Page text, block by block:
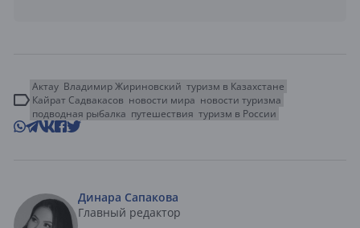
Актау Владимир Жириновский туризм в Казахстане
Кайрат Садвакасов новости мира новости туризма
подводная рыбалка путешествия туризм в России
Динара Сапакова
Главный редактор